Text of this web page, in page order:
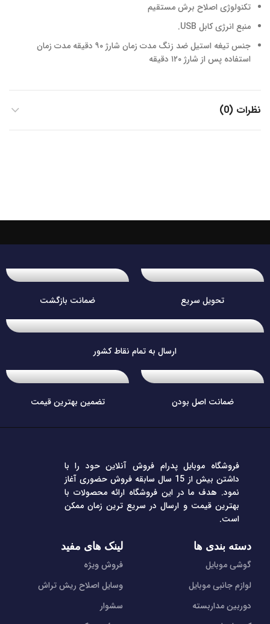
تکنولوژی اصلاح برش مستقیم
منبع انرژیکابل USB.
جنس تیغه استیل ضد زنگ مدت زمان شارژ۹۰ دقیقه
مدت زمان
استفاده پس از شارژ۱۲۰ دقیقه
نظرات (0)
تحویل سریع ضمانت بازگشت
ارسال به تمام نقاط کشور
ضمانت اصل بودن تضمین بهترین قیمت
فروشگاه موبایل پدرام فروش آنلاین حود را با
داشتن بیش از 15 سال سابقه فروش حضوری آغاز
نمود. هدف ما در این فروشگاه ارائه محصولات با
بهترین قیمت و ارسال در سریع ترین زمان ممکن
است.
دسته بندی ها
گوشی موبایل
لوازم جانبی موبایل
دوربین مداربسته
لینک های مفید
فروش ویژه
وسایل اصلاح ریش تراش
سشوار